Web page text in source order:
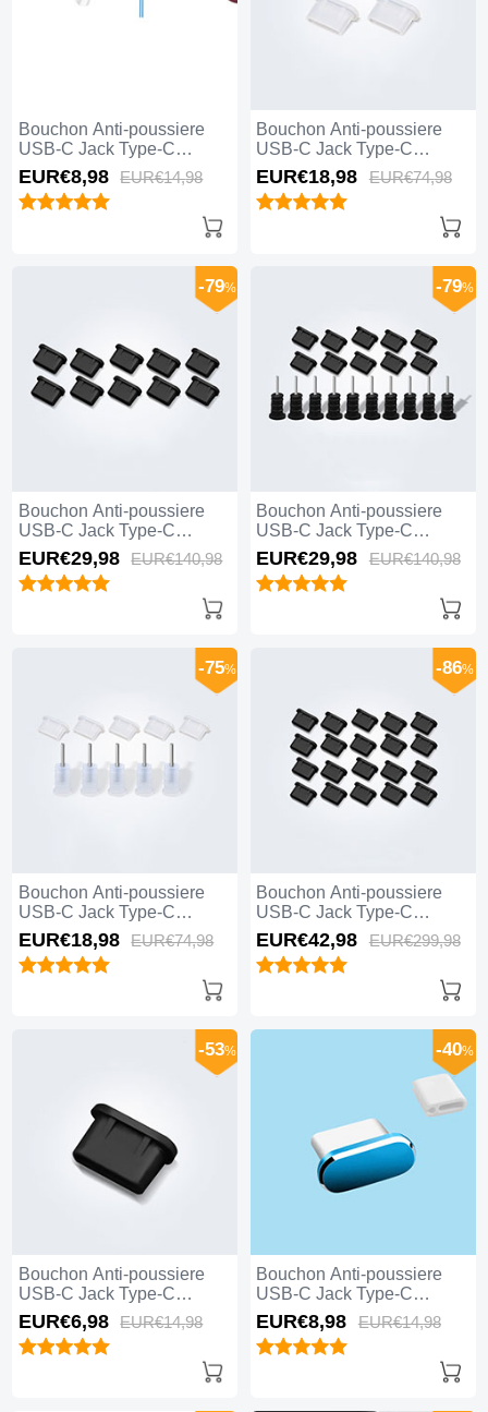
Bouchon Anti-poussiere
USB-C Jack Type-C
Universel H12 pour Apple
iPhone 15 Pro Max Bleu
EUR€8,98 EUR€14,98
Bouchon Anti-poussiere
USB-C Jack Type-C
Universel 5PCS H01 pour
Apple iPhone 15 Pro Max
Blanc
EUR€18,98 EUR€74,98
Bouchon Anti-poussiere
USB-C Jack Type-C
Universel 10PCS H01 pour
Apple iPhone 15 Pro Max
Noir
-79%
EUR€29,98 EUR€140,98
Bouchon Anti-poussiere
USB-C Jack Type-C
Universel 10PCS pour
Apple iPhone 15 Pro Max
Noir
-79%
EUR€29,98 EUR€140,98
Bouchon Anti-poussiere
USB-C Jack Type-C
Universel 5PCS pour
Apple iPhone 15 Pro Max
Blanc
-75%
EUR€18,98 EUR€74,98
Bouchon Anti-poussiere
USB-C Jack Type-C
Universel 20PCS pour
Apple iPhone 15 Pro Max
Noir
-86%
EUR€42,98 EUR€299,98
Bouchon Anti-poussiere
USB-C Jack Type-C
Universel H11 pour Apple
iPhone 15 Pro Max Noir
-53%
EUR€6,98 EUR€14,98
Bouchon Anti-poussiere
USB-C Jack Type-C
Universel H10 pour Apple
iPhone 15 Pro Max Bleu
-40%
EUR€8,98 EUR€14,98